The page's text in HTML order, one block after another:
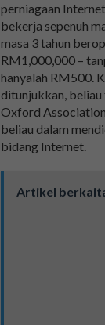
perniagaan
bekerja sepenuh
masa 3 tahun
RM1,000,000 –
hanyalah RM500.
ditunjukkan, beliau
Oxford
beliau dalam
bidang Internet.
Artikel